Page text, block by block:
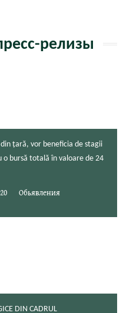
релизы
țară, vor beneficia de stagii
bursă totală în valoare de 24
Обьявления
DIN CADRUL